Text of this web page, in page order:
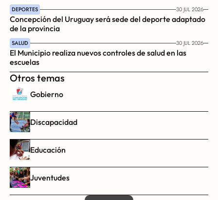
DEPORTES 30 JUL 2026
Concepción del Uruguay será sede del deporte adaptado
de la provincia
SALUD 30 JUL 2026
El Municipio realiza nuevos controles de salud en las
escuelas
Otros temas
Gobierno
Discapacidad
Educación
Juventudes